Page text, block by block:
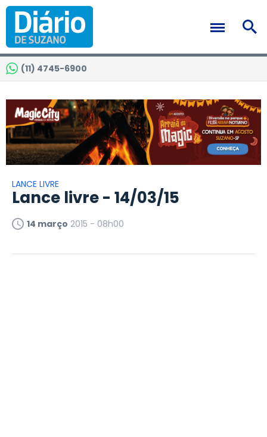
(11) 4745-6900
LANCE LIVRE
Lance livre - 14/03/15
14 março 2015 - 08h00